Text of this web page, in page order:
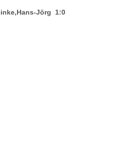
Jörg 1:0